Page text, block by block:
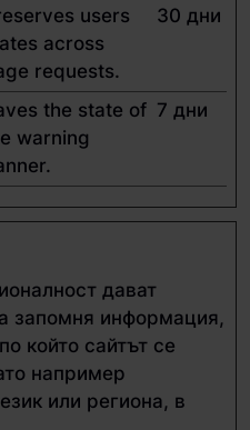
users
across
requests.
30 дни
the state of
warning
7 дни
дават
запомня информация,
който сайтът се
например
или региона, в